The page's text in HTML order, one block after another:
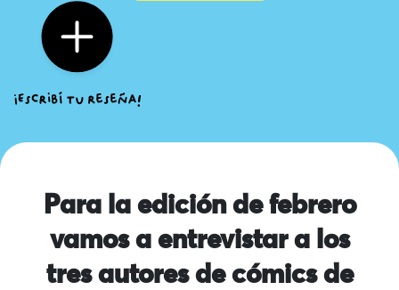
Para la edición de febrero
vamos a entrevistar a los
tres autores de cómics de